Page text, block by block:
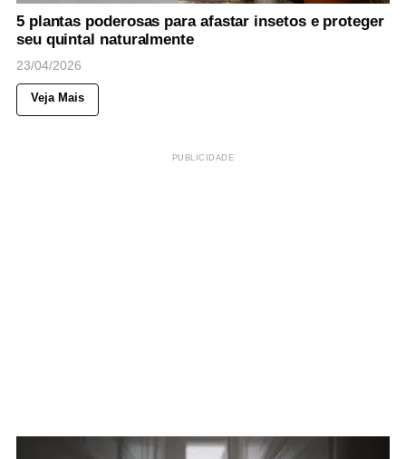
5 plantas poderosas para afastar insetos e proteger
seu quintal naturalmente
23/04/2026
Veja Mais
PUBLICIDADE